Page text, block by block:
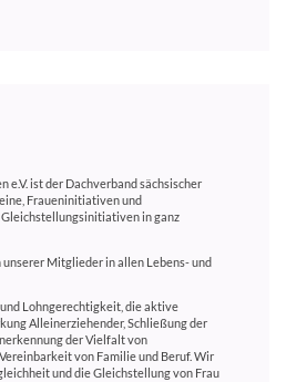
e.V. ist der Dachverband sächsischer
Fraueninitiativen und
in ganz
Mitglieder in allen Lebens- und
Lohngerechtigkeit, die aktive
Alleinerziehender, Schließung der
der Vielfalt von
von Familie und Beruf. Wir
und die Gleichstellung von Frau